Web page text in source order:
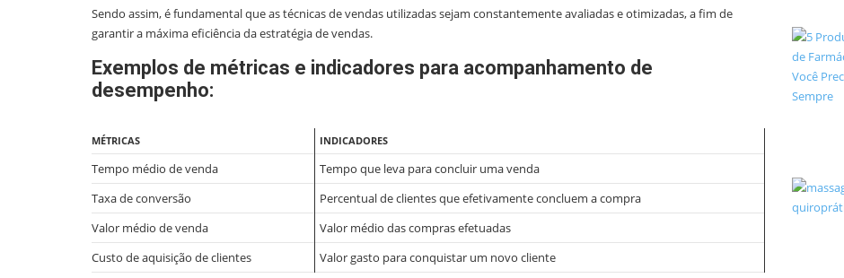
Sendo assim, é fundamental que as técnicas de vendas utilizadas sejam constantemente avaliadas e otimizadas, a fim de
garantir a máxima eficiência da estratégia de vendas.
Exemplos de métricas e indicadores para acompanhamento de
desempenho:
MÉTRICAS INDICADORES
Tempo médio de venda
Tempo que leva para concluir uma venda
Taxa de conversão
Percentual de clientes que efetivamente concluem a compra
Valor médio de venda
Valor médio das compras efetuadas
Custo de aquisição de clientes
Valor gasto para conquistar um novo cliente